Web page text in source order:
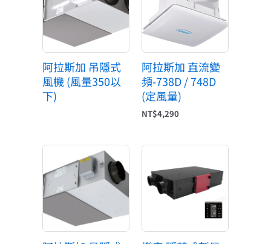
阿拉斯加 吊隱式
風機 (風量350以
下)
阿拉斯加 直流變
頻-738D / 748D
(定風量)
NT$4,290
範
圍：
NT$16,200
NT$16,800